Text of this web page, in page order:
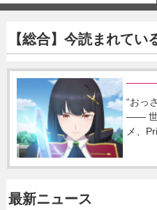
【総合】今読まれてい
“おっ
―― 世
メ、
最新ニュース